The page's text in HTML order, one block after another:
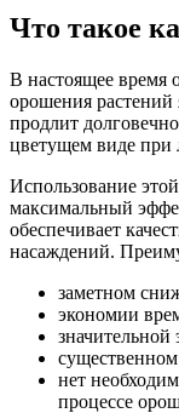
Что такое
В настоящее время
орошения растений
продлит
цветущем виде при
Использование
максимальный
обеспечивает
насаждений.
заметном
экономии
нет
процессе